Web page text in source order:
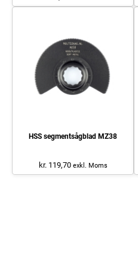
HSS segmentsågblad MZ38
kr. 119,70 exkl. Moms